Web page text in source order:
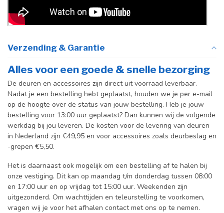
Verzending & Garantie
Alles voor een goede & snelle bezorging
De deuren en accessoires zijn direct uit voorraad leverbaar.
Nadat je een bestelling hebt geplaatst, houden we je per e-mail
op de hoogte over de status van jouw bestelling. Heb je jouw
bestelling voor 13:00 uur geplaatst? Dan kunnen wij de volgende
werkdag bij jou leveren. De kosten voor de levering van deuren
in Nederland zijn €49,95 en voor accessoires zoals deurbeslag en
-grepen €5,50.
Het is daarnaast ook mogelijk om een bestelling af te halen bij
onze vestiging. Dit kan op maandag t/m donderdag tussen 08:00
en 17:00 uur en op vrijdag tot 15:00 uur. Weekenden zijn
uitgezonderd. Om wachttijden en teleurstelling te voorkomen,
vragen wij je voor het afhalen contact met ons op te nemen.